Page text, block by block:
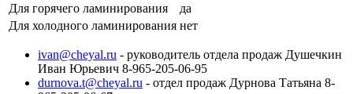
Для горячего ламинирования
да
Для холодного ламинирования нет
ivan@cheyal.ru - руководитель отдела продаж Душечкин
Иван Юрьевич 8-965-205-06-95
durnova.t@cheyal.ru - отдел продаж Дурнова Татьяна 8-